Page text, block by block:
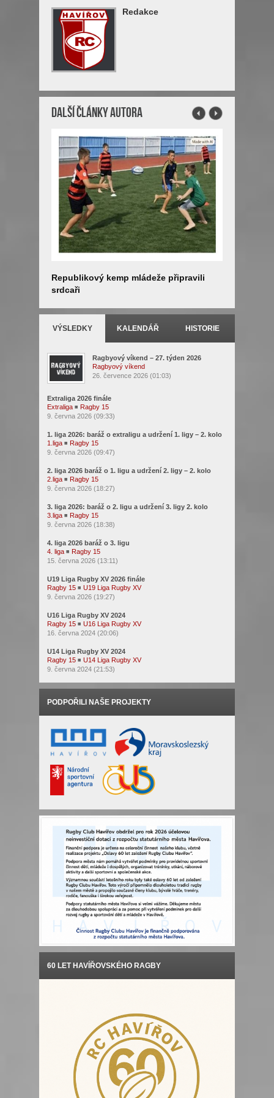
Redakce
Další články autora
Republikový kemp mládeže připravili
srdcaři
VÝSLEDKY KALENDÁŘ HISTORIE
Ragbyový víkend – 27. týden 2026
Ragbyový víkend
26. července 2026 (01:03)
Extraliga 2026 finále
Extraliga ◾ Ragby 15
9. června 2026 (09:33)
1. liga 2026: baráž o extraligu a udržení 1. ligy – 2. kolo
1.liga ◾ Ragby 15
9. června 2026 (09:47)
2. liga 2026 baráž o 1. ligu a udržení 2. ligy – 2. kolo
2.liga ◾ Ragby 15
9. června 2026 (18:27)
3. liga 2026: baráž o 2. ligu a udržení 3. ligy 2. kolo
3.liga ◾ Ragby 15
9. června 2026 (18:38)
4. liga 2026 baráž o 3. ligu
4. liga ◾ Ragby 15
15. června 2026 (13:11)
U19 Liga Rugby XV 2026 finále
Ragby 15 ◾ U19 Liga Rugby XV
9. června 2026 (19:27)
U16 Liga Rugby XV 2024
Ragby 15 ◾ U16 Liga Rugby XV
16. června 2024 (20:06)
U14 Liga Rugby XV 2024
Ragby 15 ◾ U14 Liga Rugby XV
9. června 2024 (21:53)
PODPOŘILI NAŠE PROJEKTY
60 LET HAVÍŘOVSKÉHO RAGBY